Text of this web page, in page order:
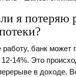
я потеряю
банк может
14%. Это
в доходе.